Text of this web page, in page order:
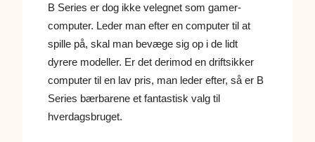
B Series er dog ikke velegnet som gamer-
computer. Leder man efter en computer til at
spille på, skal man bevæge sig op i de lidt
dyrere modeller. Er det derimod en driftsikker
computer til en lav pris, man leder efter, så er B
Series bærbarene et fantastisk valg til
hverdagsbruget.